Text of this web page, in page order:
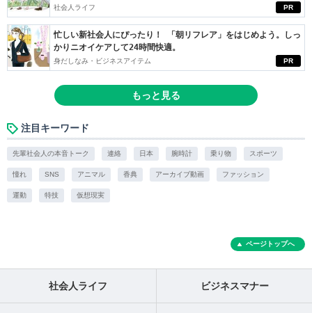
PR
社会人ライフ
PR
忙しい新社会人にぴったり！ 「朝リフレア」をはじめよう。しっ
かりニオイケアして24時間快適。
身だしなみ・ビジネスアイテム
もっと見る
注目キーワード
先輩社会人の本音トーク 連絡 日本 腕時計 乗り物 スポーツ
憧れ SNS アニマル 香典 アーカイブ動画 ファッション
運動 特技 仮想現実
ページトップへ
社会人ライフ ビジネスマナー